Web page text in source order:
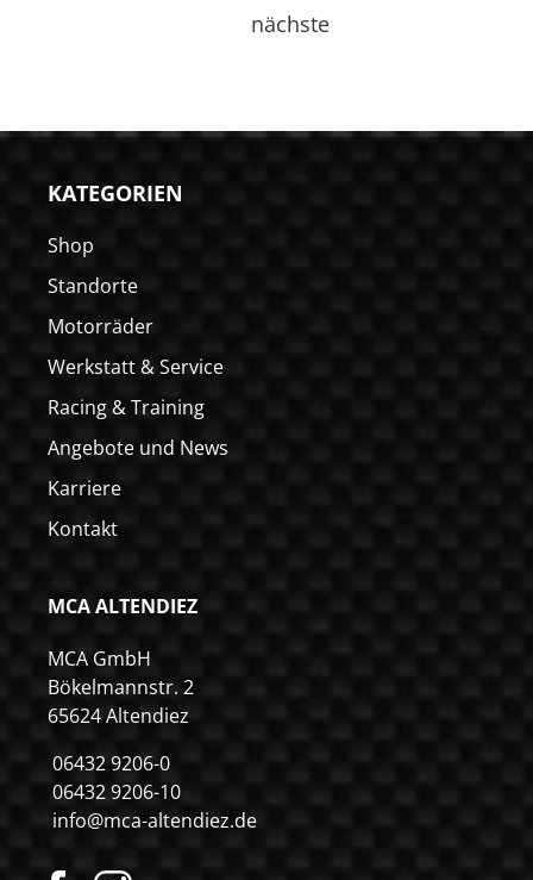
nächste
KATEGORIEN
Shop
Standorte
Motorräder
Werkstatt & Service
Racing & Training
Angebote und News
Karriere
Kontakt
MCA ALTENDIEZ
MCA GmbH
Bökelmannstr. 2
65624 Altendiez
06432 9206-0
06432 9206-10
info@mca-altendiez.de